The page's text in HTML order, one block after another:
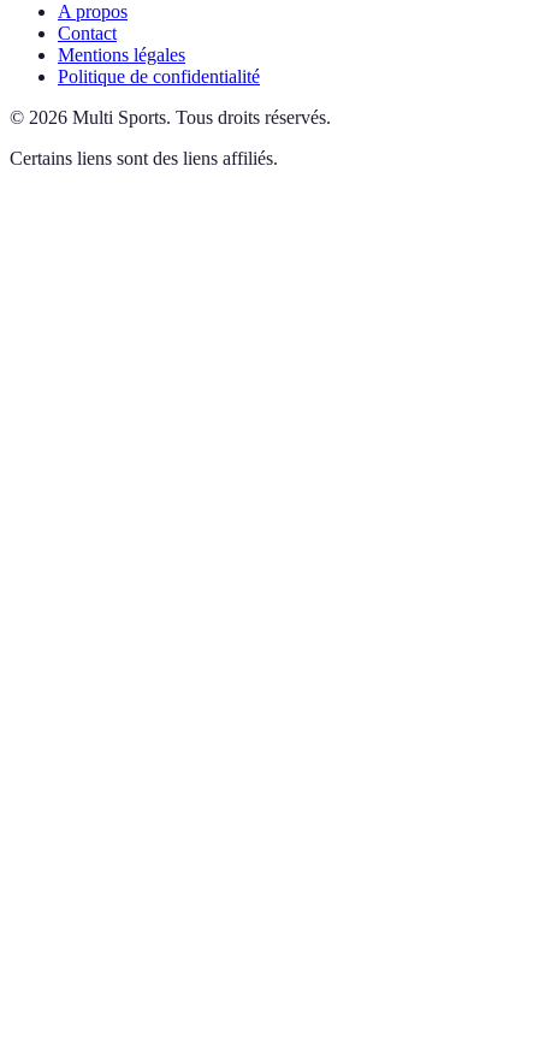
A propos
Contact
Mentions légales
Politique de confidentialité
© 2026 Multi Sports. Tous droits réservés.
Certains liens sont des liens affiliés.